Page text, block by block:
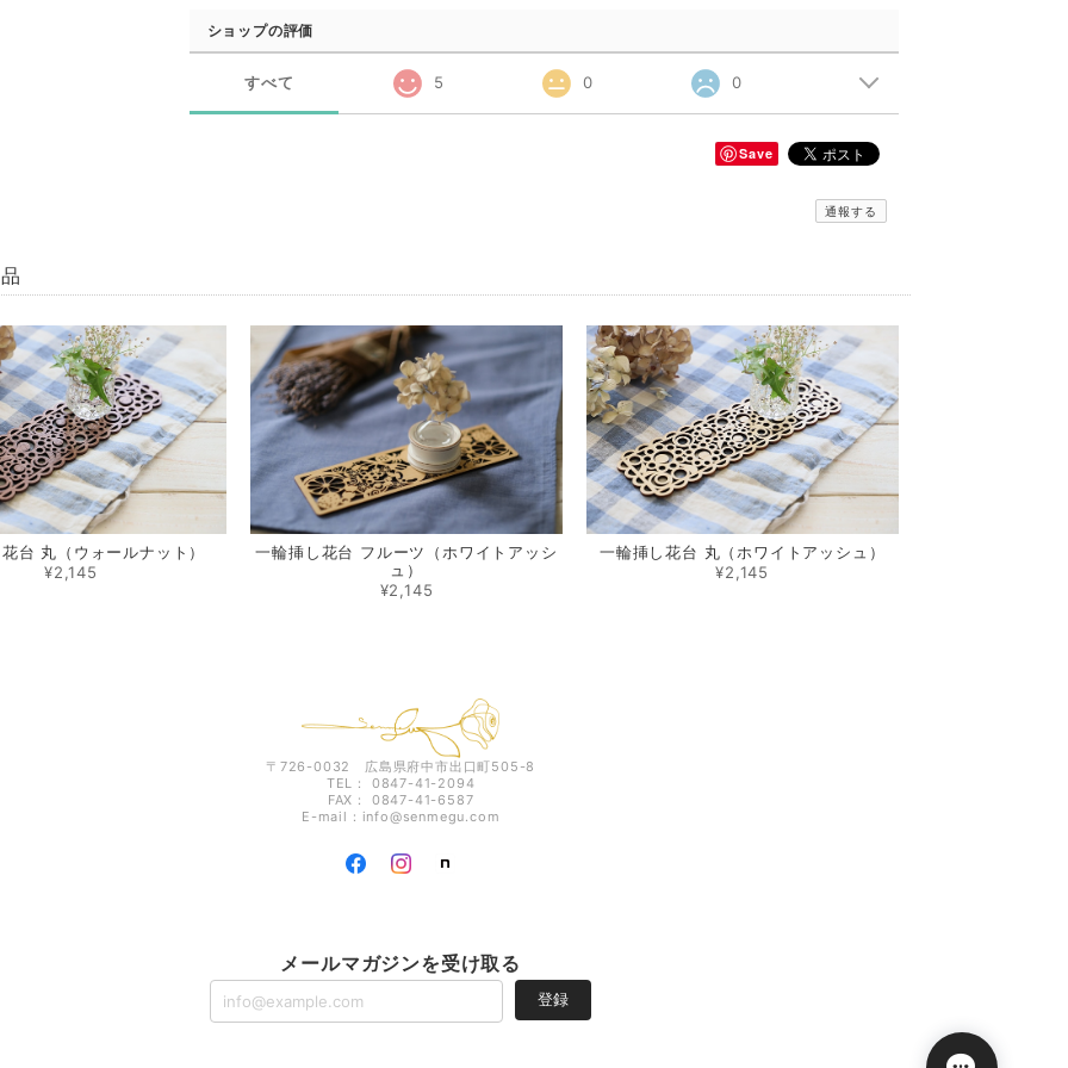
ショップの評価
すべて 5 0 0
Save
通報する
台 丸（ウォールナット）
¥2,145
一輪挿し花台 フルーツ（ホワイトアッシ
ュ）
¥2,145
一輪挿し花台 丸（ホワイトアッシュ）
¥2,145
〒726-0032 広島県府中市出口町505-8
TEL： 0847-41-2094
FAX： 0847-41-6587
E-mail： info@senmegu.com
メールマガジンを受け取る
登録